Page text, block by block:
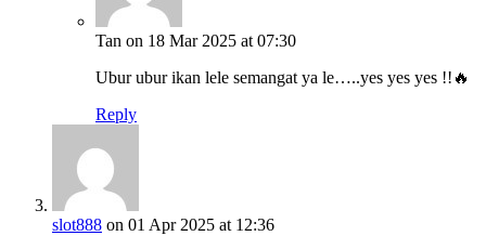
Tan on 18 Mar 2025 at 07:30
Ubur ubur ikan lele semangat ya le…..yes yes yes !!🔥
Reply
slot888 on 01 Apr 2025 at 12:36